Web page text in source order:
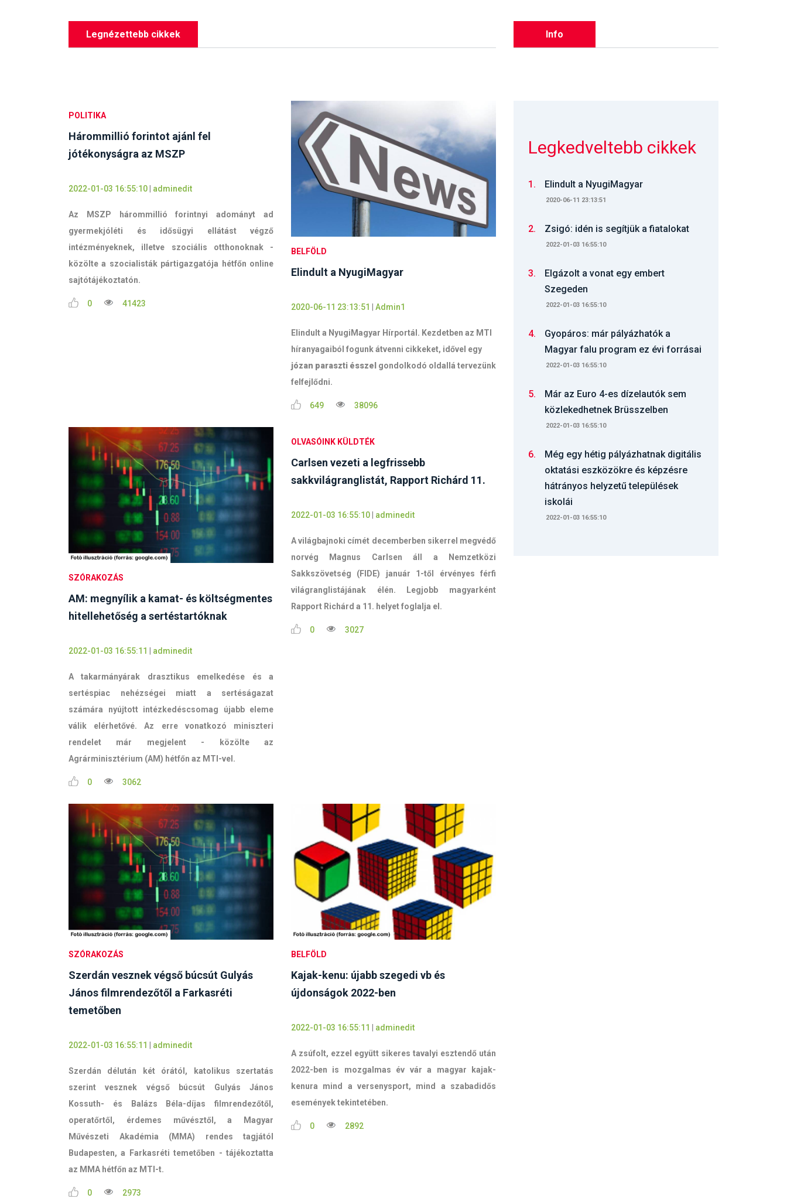
Legnézettebb cikkek
POLITIKA
Hárommillió forintot ajánl fel
jótékonyságra az MSZP
2022-01-03 16:55:10 adminedit
Az MSZP hárommillió forintnyi adományt ad
gyermekjóléti és idősügyi ellátást végző
intézményeknek, illetve szociális otthonoknak -
közölte a szocialisták pártigazgatója hétfőn online
sajtótájékoztatón.
0 41423
BELFÖLD
Elindult a NyugiMagyar
2020-06-11 23:13:51 Admin1
Elindult a NyugiMagyar Hírportál. Kezdetben az MTI
híranyagaiból fogunk átvenni cikkeket, idővel egy
józan paraszti ésszel gondolkodó oldallá tervezünk
felfejlődni.
649 38096
SZÓRAKOZÁS
AM: megnyílik a kamat- és költségmentes
hitellehetőség a sertéstartóknak
2022-01-03 16:55:11 adminedit
A takarmányárak drasztikus emelkedése és a
sertéspiac nehézségei miatt a sertéságazat
számára nyújtott intézkedéscsomag újabb eleme
válik elérhetővé. Az erre vonatkozó miniszteri
rendelet már megjelent - közölte az
Agrárminisztérium (AM) hétfőn az MTI-vel.
0 3062
OLVASÓINK KÜLDTÉK
Carlsen vezeti a legfrissebb
sakkvilágranglistát, Rapport Richárd 11.
2022-01-03 16:55:10 adminedit
A világbajnoki címét decemberben sikerrel megvédő
norvég Magnus Carlsen áll a Nemzetközi
Sakkszövetség (FIDE) január 1-től érvényes férfi
világranglistájának élén. Legjobb magyarként
Rapport Richárd a 11. helyet foglalja el.
0 3027
SZÓRAKOZÁS
Szerdán vesznek végső búcsút Gulyás
János filmrendezőtől a Farkasréti
temetőben
2022-01-03 16:55:11 adminedit
Szerdán délután két órától, katolikus szertatás
szerint vesznek végső búcsút Gulyás János
Kossuth- és Balázs Béla-díjas filmrendezőtől,
operatőrtől, érdemes művésztől, a Magyar
Művészeti Akadémia (MMA) rendes tagjától
Budapesten, a Farkasréti temetőben - tájékoztatta
az MMA hétfőn az MTI-t.
0 2973
BELFÖLD
Kajak-kenu: újabb szegedi vb és
újdonságok 2022-ben
2022-01-03 16:55:11 adminedit
A zsúfolt, ezzel együtt sikeres tavalyi esztendő után
2022-ben is mozgalmas év vár a magyar kajak-
kenura mind a versenysport, mind a szabadidős
események tekintetében.
0 2892
Info
Legkedveltebb cikkek
1. Elindult a NyugiMagyar
2020-06-11 23:13:51
2. Zsigó: idén is segítjük a fiatalokat
2022-01-03 16:55:10
3.
Elgázolt a vonat egy embert
Szegeden
2022-01-03 16:55:10
4.
Gyopáros: már pályázhatók a
Magyar falu program ez évi forrásai
2022-01-03 16:55:10
5.
Már az Euro 4-es dízelautók sem
közlekedhetnek Brüsszelben
2022-01-03 16:55:10
6.
Még egy hétig pályázhatnak digitális
oktatási eszközökre és képzésre
hátrányos helyzetű települések
iskolái
2022-01-03 16:55:10